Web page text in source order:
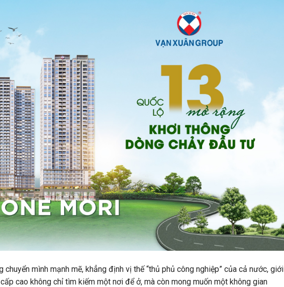
mình mạnh mẽ, khẳng định vị thế “thủ phủ công nghiệp” của cả nước, giới
cao không chỉ tìm kiếm một nơi để ở, mà còn mong muốn một không gian